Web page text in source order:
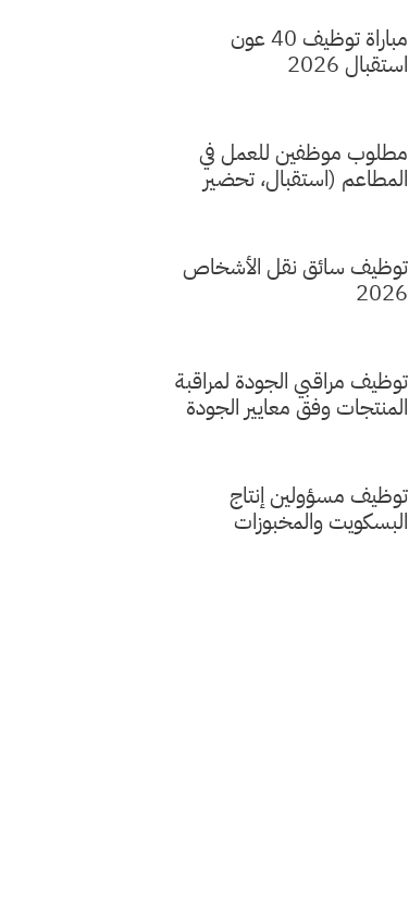
مباراة توظيف 40 عون
استقبال 2026
مطلوب موظفين للعمل في
المطاعم (استقبال، تحضير
توظيف سائق نقل الأشخاص
2026
توظيف مراقبي الجودة لمراقبة
المنتجات وفق معايير الجودة
توظيف مسؤولين إنتاج
البسكويت والمخبوزات